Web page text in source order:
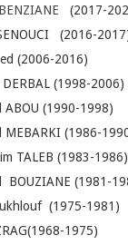
BENZIANE
(2017-
(2016-
(2006-2016)
(1998-2006)
ABOU (1990-1998)
MEBARKI (1986-
TALEB (1983-1986)
BOUZIANE (1981-
(1975-1981)
1975)